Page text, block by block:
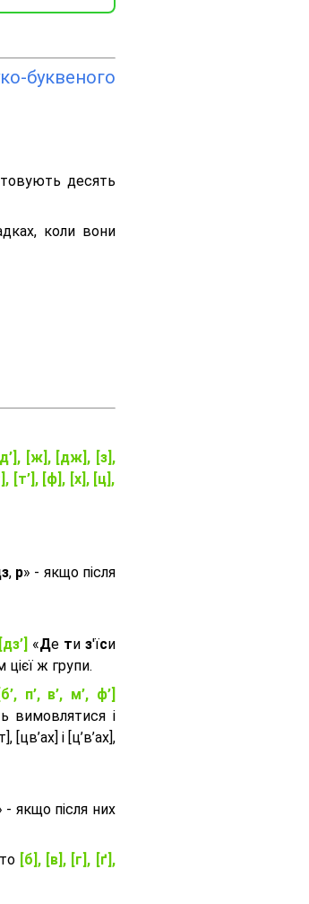
буквеного
десять
коли вони
[ж], [дж], [з],
[т’], [ф], [х], [ц],
, р» - якщо після
«Де ти з'їси
ж групи.
[б’, п’, в’, м’, ф’]
вимовлятися і
[цв’ах] і [ц’в’ах],
- якщо після них
[б], [в], [г], [ґ],